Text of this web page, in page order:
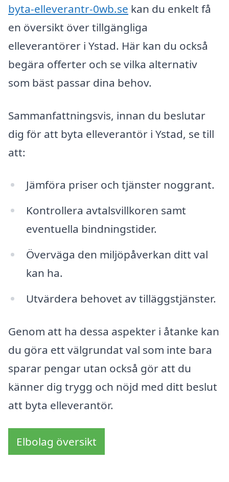
byta-elleverantr-0wb.se kan du enkelt få
en översikt över tillgängliga
elleverantörer i Ystad. Här kan du också
begära offerter och se vilka alternativ
som bäst passar dina behov.
Sammanfattningsvis, innan du beslutar
dig för att byta elleverantör i Ystad, se till
att:
Jämföra priser och tjänster noggrant.
Kontrollera avtalsvillkoren samt
eventuella bindningstider.
Överväga den miljöpåverkan ditt val
kan ha.
Utvärdera behovet av tilläggstjänster.
Genom att ha dessa aspekter i åtanke kan
du göra ett välgrundat val som inte bara
sparar pengar utan också gör att du
känner dig trygg och nöjd med ditt beslut
att byta elleverantör.
Elbolag översikt